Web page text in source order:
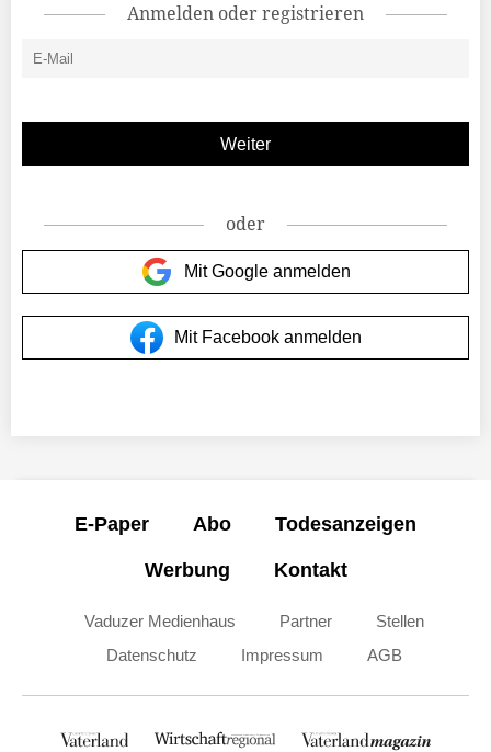
Anmelden oder registrieren
oder
Mit Google anmelden
Mit Facebook anmelden
E-Paper Abo Todesanzeigen
Werbung Kontakt
Vaduzer Medienhaus Partner
Stellen
Datenschutz
Impressum AGB